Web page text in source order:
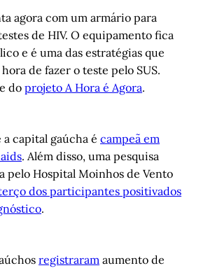
agora com um armário para
de HIV. O equipamento fica
e é uma das estratégias que
de fazer o teste pelo SUS.
do projeto A Hora é Agora.
capital gaúcha é campeã em
. Além disso, uma pesquisa
pelo Hospital Moinhos de Vento
dos participantes positivados
.
registraram aumento de